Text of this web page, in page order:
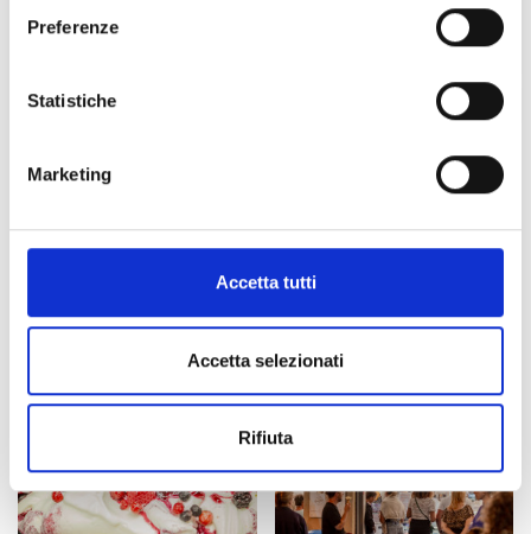
Preferenze
Statistiche
Marketing
Accetta tutti
Accetta selezionati
Rifiuta